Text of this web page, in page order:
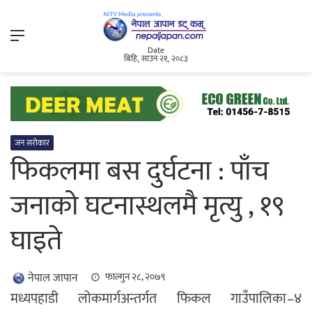
Menu
Date
बिहि, साउन २१, २०८३
जन सरोकार
फिकलमा बस दुर्घटना : पाँच
जनाको घटनास्थलमै मृत्यु , १९
घाइते
नेपाल जापान फाल्गुन २८, २०७९
मध्यपहाडी लोकमार्गअन्तर्गत फिकल गाउँपालिका–४